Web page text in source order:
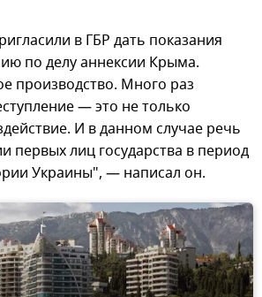
в ГБР дать показания
по делу аннексии Крыма.
производство. Много раз
— это не только
И в данном случае речь
первых лиц государства в период
Украины", — написал он.